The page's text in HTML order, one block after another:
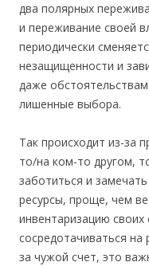
два полярных
и переживание своей
периодически
незащищенности и
даже
лишенные выбора.
Так происходит из-за
то/на ком-то другом,
заботиться и
ресурсы, проще, чем
инвентаризацию своих
сосредотачиваться
за чужой счет, это